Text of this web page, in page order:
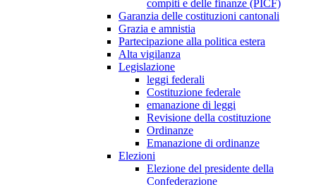
compiti e delle finanze (PICF)
Garanzia delle costituzioni cantonali
Grazia e amnistia
Partecipazione alla politica estera
Alta vigilanza
Legislazione
leggi federali
Costituzione federale
emanazione di leggi
Revisione della costituzione
Ordinanze
Emanazione di ordinanze
Elezioni
Elezione del presidente della
Confederazione